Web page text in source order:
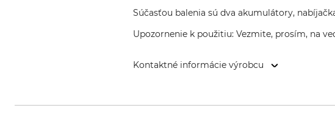
Súčasťou balenia sú dva akumulátory,
Upozornenie k použitiu: Vezmite, prosím, na
Kontaktné informácie výrobcu